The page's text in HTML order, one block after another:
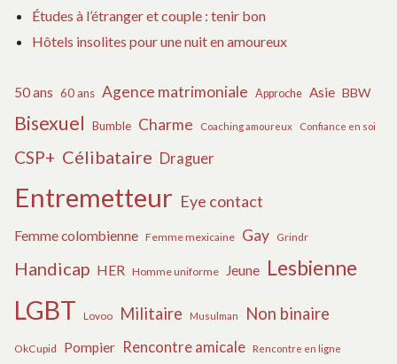
Études à l’étranger et couple : tenir bon
Hôtels insolites pour une nuit en amoureux
50 ans 60 ans Agence matrimoniale Approche Asie BBW
Bisexuel Bumble Charme Coaching amoureux Confiance en soi
CSP+ Célibataire Draguer
Entremetteur Eye contact
Femme colombienne Femme mexicaine Gay Grindr
Handicap HER Homme uniforme Jeune Lesbienne
LGBT Lovoo Militaire Musulman Non binaire
OkCupid Pompier Rencontre amicale Rencontre en ligne